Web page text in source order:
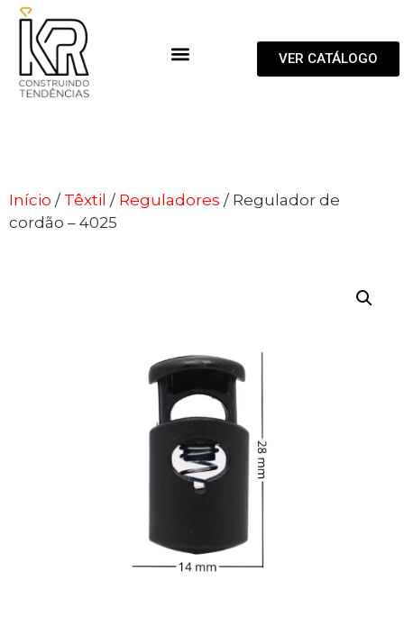
VER CATÁLOGO
Início / Têxtil / Reguladores / Regulador de
cordão – 4025